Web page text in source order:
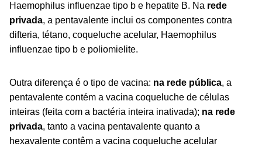
Haemophilus influenzae tipo b e hepatite B. Na rede
privada, a pentavalente inclui os componentes contra
difteria, tétano, coqueluche acelular, Haemophilus
influenzae tipo b e poliomielite.
Outra diferença é o tipo de vacina: na rede pública, a
pentavalente contém a vacina coqueluche de células
inteiras (feita com a bactéria inteira inativada); na rede
privada, tanto a vacina pentavalente quanto a
hexavalente contêm a vacina coqueluche acelular